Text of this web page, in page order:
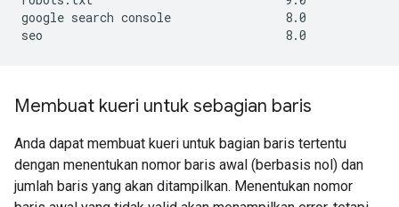
google search console                8.0
seo                                  8.0               111.0
Membuat kueri untuk sebagian baris
Anda dapat membuat kueri untuk bagian baris tertentu
dengan menentukan nomor baris awal (berbasis nol) dan
jumlah baris yang akan ditampilkan. Menentukan nomor